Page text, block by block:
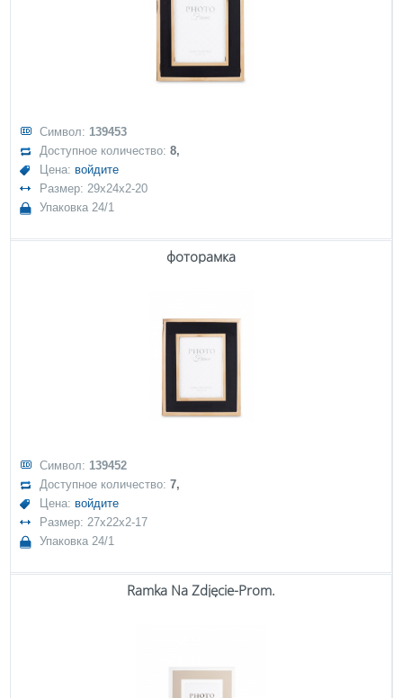
Символ: 139453
Доступное количество:8,
Цена: войдите
Размер: 29x24x2-20
Упаковка 24/1
фоторамка
Символ: 139452
Доступное количество:7,
Цена: войдите
Размер: 27x22x2-17
Упаковка 24/1
Ramka Na Zdjęcie-Prom.